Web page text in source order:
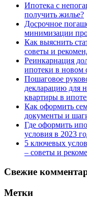
Ипотека с
получить жилье?
Досрочное
минимизации
Как выяснить
советы и
Реинкарнация
ипотеки в новом
Пошаговое
декларацию для
квартиры в
Как оформить
документы и
Где оформить
условия в 2023
5 ключевых
– советы и
Свежие
Метки